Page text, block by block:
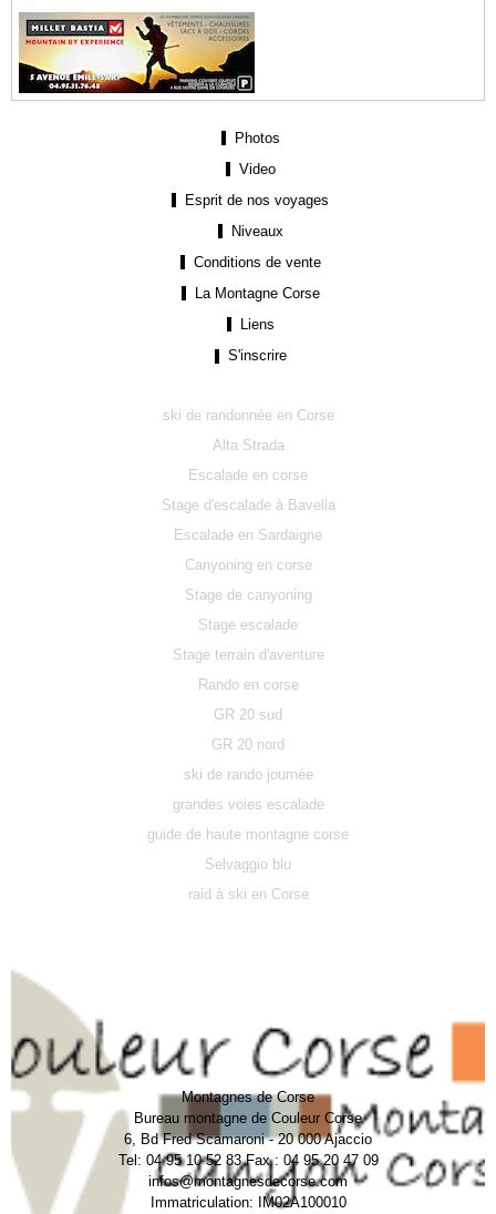
Photos
Video
Esprit de nos voyages
Niveaux
Conditions de vente
La Montagne Corse
Liens
S'inscrire
ski de randonnée en Corse
Alta Strada
Escalade en corse
Stage d'escalade à Bavella
Escalade en Sardaigne
Canyoning en corse
Stage de canyoning
Stage escalade
Stage terrain d'aventure
Rando en corse
GR 20 sud
GR 20 nord
ski de rando journée
grandes voies escalade
guide de haute montagne corse
Selvaggio blu
raid à ski en Corse
Montagnes de Corse
Bureau montagne de Couleur Corse
6, Bd Fred Scamaroni - 20 000 Ajaccio
Tel: 04 95 10 52 83 Fax : 04 95 20 47 09
infos@montagnesdecorse.com
Immatriculation: IM02A100010